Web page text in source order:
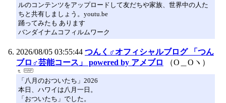
ルのコンテンツをアップロードして友だちや家族、世界中の人た
ちと共有しましょう。youtu.be
踊ってみたも あります
バンダイナムコフィルムワーク
2026/08/05 03:55:44 つんく♂オフィシャルブログ 「つん
ブロ♂芸能コース」 powered by アメブロ
（O＿Oヽ）
「八月のおついたち」2026
本日、ハワイは八月一日。
「おついたち」でした。